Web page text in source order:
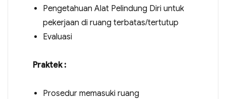
Pengetahuan Alat Pelindung Diri untuk
pekerjaan di ruang terbatas/tertutup
Evaluasi
Praktek :
Prosedur memasuki ruang